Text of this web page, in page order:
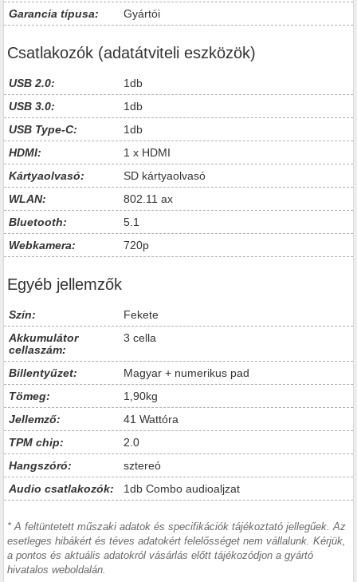
Garancia típusa: Gyártói
Csatlakozók (adatátviteli eszközök)
USB 2.0:
1db
USB 3.0:
1db
USB Type-C:
1db
HDMI:
1 x HDMI
Kártyaolvasó:
SD kártyaolvasó
WLAN:
802.11 ax
Bluetooth:
5.1
Webkamera:
720p
Egyéb jellemzők
Szín:
Fekete
Akkumulátor
cellaszám:
3 cella
Billentyűzet:
Magyar + numerikus pad
Tömeg:
1,90kg
Jellemző:
41 Wattóra
TPM chip:
2.0
Hangszóró:
sztereó
Audio csatlakozók:
1db Combo audioaljzat
* A feltüntetett műszaki adatok és specifikációk tájékoztató jellegűek. Az
esetleges hibákért és téves adatokért felelősséget nem vállalunk. Kérjük,
a pontos és aktuális adatokról vásárlás előtt tájékozódjon a gyártó
hivatalos weboldalán.